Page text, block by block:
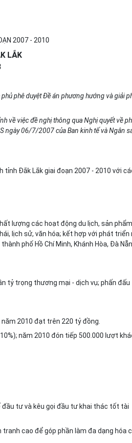
2007 - 2010
LẮK
phê duyệt Đề án phương hướng và giải
về việc đề nghị thông qua Nghị quyết về
ngày 06/7/2007 của Ban kinh tế và Ngân
tỉnh Đắk Lắk giai đoạn 2007 - 2010 với
lượng các hoạt động du lịch, sản
lịch sử, văn hóa; kết hợp với phát triển
phố Hồ Chí Minh, Khánh Hòa, Đà Nẵ
tỷ trọng thương mại - dịch vụ; phấn đấu
2010 đạt trên 220 tỷ đồng.
năm 2010 đón tiếp 500.000 lượt
đầu tư và kêu gọi đầu tư khai thác tốt tài
tranh cao đểgóp phần làm đa dạng hóa